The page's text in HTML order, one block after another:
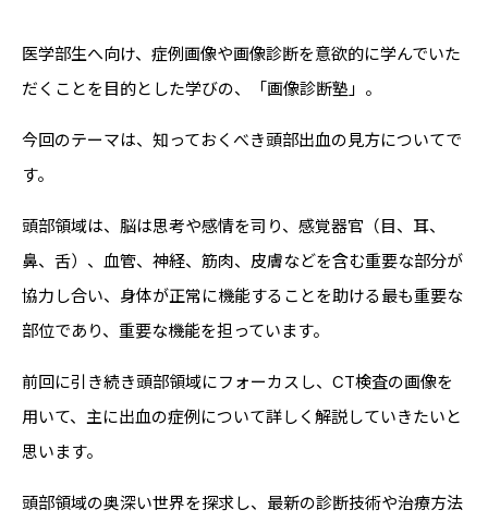
医学部生へ向け、症例画像や画像診断を意欲的に学んでいた
だくことを目的とした学びの、「画像診断塾」。
今回のテーマは、知っておくべき頭部出血の見方についてで
す。
頭部領域は、脳は思考や感情を司り、感覚器官（目、耳、
鼻、舌）、血管、神経、筋肉、皮膚などを含む重要な部分が
協力し合い、身体が正常に機能することを助ける最も重要な
部位であり、重要な機能を担っています。
前回に引き続き頭部領域にフォーカスし、CT検査の画像を
用いて、主に出血の症例について詳しく解説していきたいと
思います。
頭部領域の奥深い世界を探求し、最新の診断技術や治療方法